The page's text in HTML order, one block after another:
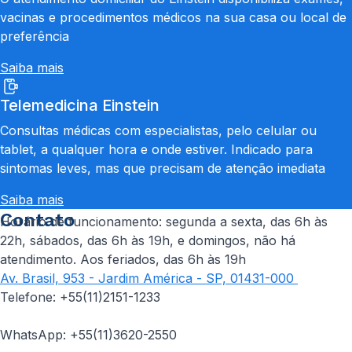
vacinas e procedimentos médicos na sua casa ou local de
preferência
Saiba mais
Telemedicina Einstein
Consultas médicas com especialistas, pelo celular ou
tablet, a qualquer hora e onde estiver. Indicado para
sintomas leves, mas que precisam de atenção imediata
Saiba mais
Contato
Horário de funcionamento: segunda a sexta, das 6h às
22h, sábados, das 6h às 19h, e domingos, não há
atendimento. Aos feriados, das 6h às 19h
Av. Brasil, 953 - Jardim América - SP, 01431-000
Telefone: +55(11)2151-1233
WhatsApp: +55(11)3620-2550